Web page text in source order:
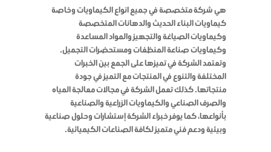
هي شركة متخصصة في جميع انواع الكيماويات وخاصة
كيماويات البناء الحديث والدهانات المتخصصة
وكيماويات الصياغة والتجهيز والمواد المساعدة
وكيماويات صناعة المنظفات ومستحضرات التجميل.
وتعتمد الشركة في تميزها على الجمع بين الخبرات
المختلفة والتنوع في المنتجات مع التميز في جودة
منتجاتها. كذلك تعمل الشركة في مجالات معالجة المياه
والصرف الصناعي والكيماويات الزراعية والصناعية
بأنواعها، كما يوفر خبراء الشركة إستشارات وحلول صناعية
وبيئية ودعم فني متميز لكافة الصناعات الكيميائية.